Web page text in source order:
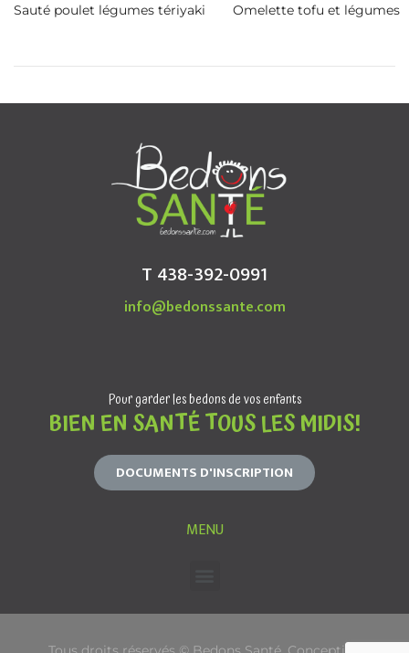
Sauté poulet légumes tériyaki
Omelette tofu et légumes
T 438-392-0991
info@bedonssante.com
Pour garder les bedons de vos enfants
BIEN EN SANTÉ TOUS LES MIDIS!
DOCUMENTS D'INSCRIPTION
MENU